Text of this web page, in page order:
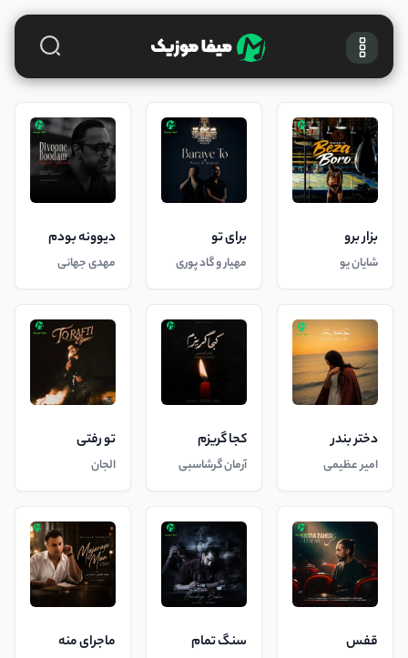
بزار برو
شایان یو
برای تو
مهیار و گاد پوری
دیوونه بودم
مهدی جهانی
دختر بندر
امیر عظیمی
کجا گریزم
آرمان گرشاسبی
تو رفتی
الجان
قفس سنگ تمام ماجرای منه